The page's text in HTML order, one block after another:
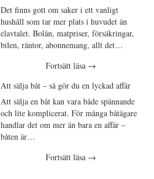
Det finns gott om saker i ett vanligt
hushåll som tar mer plats i huvudet än
elavtalet. Bolån, matpriser, försäkringar,
bilen, räntor, abonnemang, allt det…
Fortsätt läsa →
Att sälja båt – så gör du en lyckad affär
Att sälja en båt kan vara både spännande
och lite komplicerat. För många båtägare
handlar det om mer än bara en affär –
båten är…
Fortsätt läsa →